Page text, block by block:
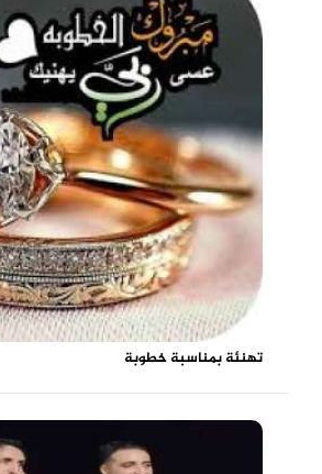
تهنئة بمناسبة خطوبة